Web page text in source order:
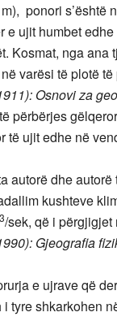
ponori s’është
e ujit humbet
Kosmat, nga ana
varësi të plotë
Osnovi za
përbërjes
të ujit edhe në
autorë dhe
kushteve
3/sek, që i
Gjeografia
e ujrave që
i tyre shkarkohen